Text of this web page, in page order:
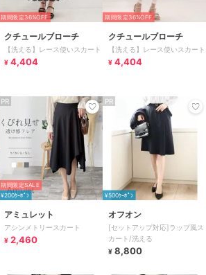
期間限定36%OFF
クチュールブローチ
【洗える】レース使いスカート
¥ 4,404
期間限定36%OFF
クチュールブローチ
【洗える】レース使いスカート
¥ 4,404
PR
期間限定SALE
¥200ｸｰﾎﾟﾝ
アミュレット
アシンメトリースカート
¥ 2,460
PR
¥500ｸｰﾎﾟﾝ
オフオン
[セットアップ対応]ラップ風ス
カート/洗える
¥ 8,800